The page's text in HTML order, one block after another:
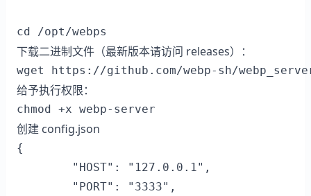
cd /opt/webps
下载二进制文件（最新版本请访问 releases）：
wget https://github.com/webp-sh/
给予执行权限：
chmod +x webp-server
创建 config.json
{
        "HOST": "127.0.0.1",
        "PORT": "3333",